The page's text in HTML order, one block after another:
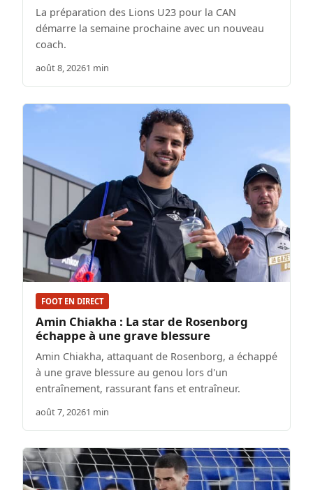
La préparation des Lions U23 pour la CAN
démarre la semaine prochaine avec un nouveau
coach.
août 8, 20261 min
FOOT EN DIRECT
Amin Chiakha : La star de Rosenborg
échappe à une grave blessure
Amin Chiakha, attaquant de Rosenborg, a échappé
à une grave blessure au genou lors d'un
entraînement, rassurant fans et entraîneur.
août 7, 20261 min